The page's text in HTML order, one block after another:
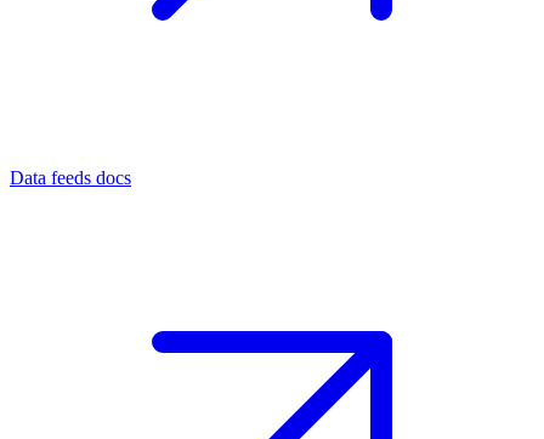
Data feeds docs